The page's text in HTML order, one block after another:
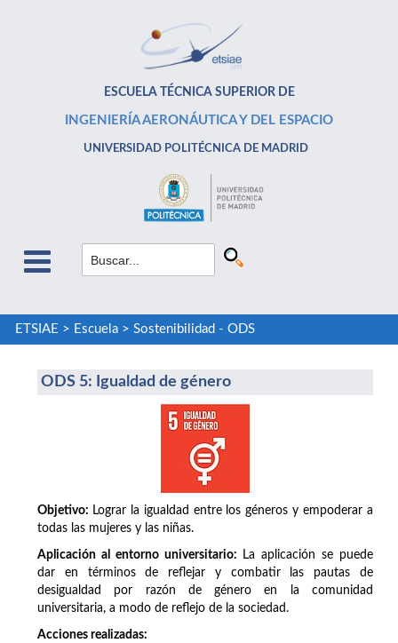
ESCUELA TÉCNICA SUPERIOR DE
INGENIERÍA AERONÁUTICA Y DEL ESPACIO
UNIVERSIDAD POLITÉCNICA DE MADRID
ETSIAE > Escuela> Sostenibilidad - ODS
ODS 5: Igualdad de género
Objetivo: Lograr la igualdad entre los géneros y empoderar a
todas las mujeres y las niñas.
Aplicación al entorno universitario: La aplicación se puede
dar en términos de reflejar y combatir las pautas de
desigualdad por razón de género en la comunidad
universitaria, a modo de reflejo de la sociedad.
Acciones realizadas: